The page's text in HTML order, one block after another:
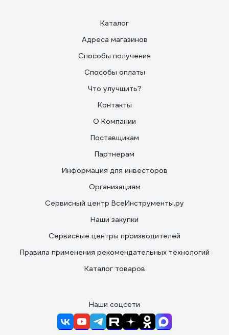
Каталог
Адреса магазинов
Способы получения
Способы оплаты
Что улучшить?
Контакты
О Компании
Поставщикам
Партнерам
Информация для инвесторов
Организациям
Сервисный центр ВсеИнструменты.ру
Наши закупки
Сервисные центры производителей
Правила применения рекомендательных технологий
Каталог товаров
Наши соцсети